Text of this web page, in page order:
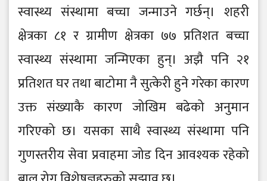
स्वास्थ्य संस्थामा बच्चा जन्माउने गर्छन्। शहरी
क्षेत्रका ८१ र ग्रामीण क्षेत्रका ७७ प्रतिशत बच्चा
स्वास्थ्य संस्थामा जन्मिएका हुन्। अझै पनि २१
प्रतिशत घर तथा बाटोमा नै सुत्केरी हुने गरेका कारण
उक्त संख्याकै कारण जोखिम बढेको अनुमान
गरिएको छ। यसका साथै स्वास्थ्य संस्थामा पनि
गुणस्तरीय सेवा प्रवाहमा जोड दिन आवश्यक रहेको